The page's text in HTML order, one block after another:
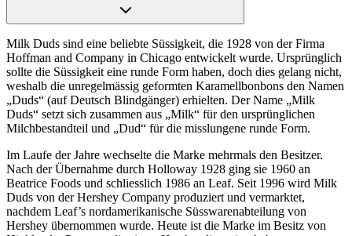
Milk Duds sind eine beliebte Süssigkeit, die 1928 von der Firma
Hoffman and Company in Chicago entwickelt wurde. Ursprünglich
sollte die Süssigkeit eine runde Form haben, doch dies gelang nicht,
weshalb die unregelmässig geformten Karamellbonbons den Namen
„Duds“ (auf Deutsch Blindgänger) erhielten. Der Name „Milk
Duds“ setzt sich zusammen aus „Milk“ für den ursprünglichen
Milchbestandteil und „Dud“ für die misslungene runde Form.
Im Laufe der Jahre wechselte die Marke mehrmals den Besitzer.
Nach der Übernahme durch Holloway 1928 ging sie 1960 an
Beatrice Foods und schliesslich 1986 an Leaf. Seit 1996 wird Milk
Duds von der Hershey Company produziert und vermarktet,
nachdem Leaf’s nordamerikanische Süsswarenabteilung von
Hershey übernommen wurde. Heute ist die Marke im Besitz von